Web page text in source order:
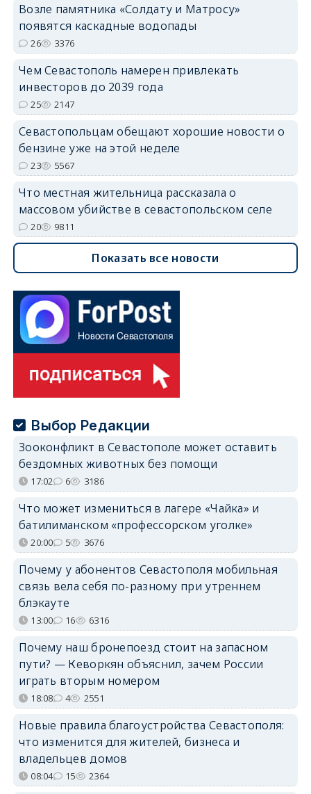
Возле памятника «Солдату и Матросу»
появятся каскадные водопады
26 3376
Чем Севастополь намерен привлекать
инвесторов до 2039 года
25 2147
Севастопольцам обещают хорошие новости о
бензине уже на этой неделе
23 5567
Что местная жительница рассказала о
массовом убийстве в севастопольском селе
20 9811
Показать все новости
Выбор Редакции
Зооконфликт в Севастополе может оставить
бездомных животных без помощи
17:02 6 3186
Что может измениться в лагере «Чайка» и
батилиманском «профессорском уголке»
20:00 5 3676
Почему у абонентов Севастополя мобильная
связь вела себя по-разному при утреннем
блэкауте
13:00 16 6316
Почему наш бронепоезд стоит на запасном
пути? — Кеворкян объяснил, зачем России
играть вторым номером
18:08 4 2551
Новые правила благоустройства Севастополя:
что изменится для жителей, бизнеса и
владельцев домов
08:04 15 2364